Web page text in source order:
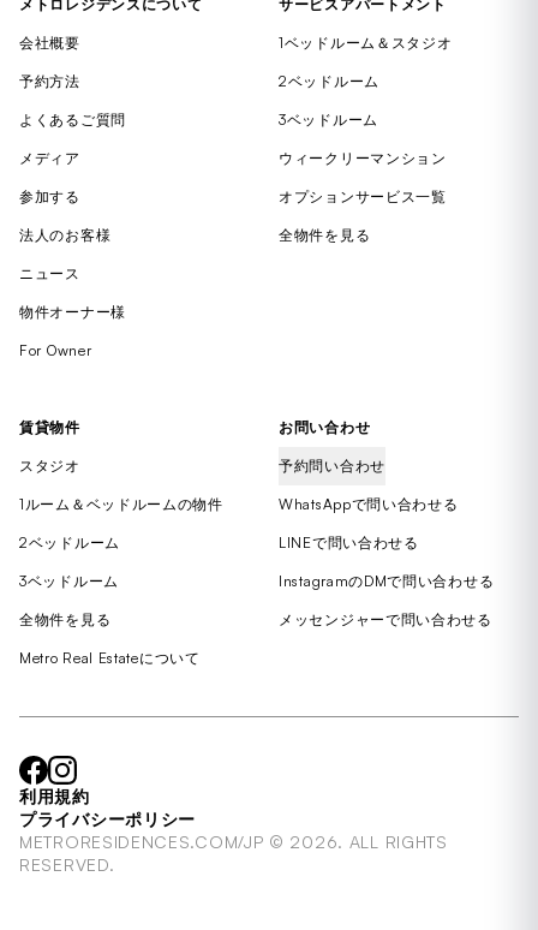
メトロレジデンスについて
会社概要
予約方法
よくあるご質問
メディア
参加する
法人のお客様
ニュース
物件オーナー様
For Owner
サービスアパートメント
1ベッドルーム＆スタジオ
2ベッドルーム
3ベッドルーム
ウィークリーマンション
オプションサービス一覧
全物件を見る
賃貸物件
スタジオ
1ルーム＆ベッドルームの物件
2ベッドルーム
3ベッドルーム
全物件を見る
Metro Real Estateについて
お問い合わせ
予約問い合わせ
WhatsAppで問い合わせる
LINEで問い合わせる
InstagramのDMで問い合わせる
メッセンジャーで問い合わせる
利用規約
プライバシーポリシー
METRORESIDENCES.COM/JP © 2026. ALL RIGHTS
RESERVED.